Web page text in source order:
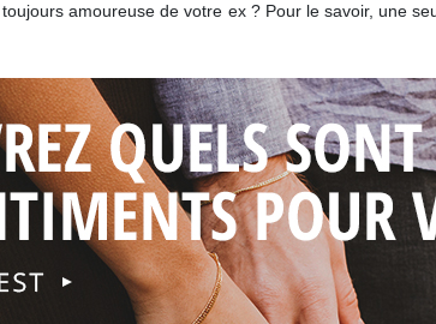
amoureuse de votre ex ? Pour le savoir, une